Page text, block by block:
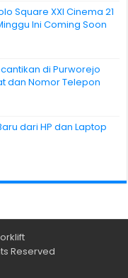
Square XXI Cinema 21
Ini Coming Soon
di Purworejo
dan Nomor Telepon
dari HP dan Laptop
Reserved